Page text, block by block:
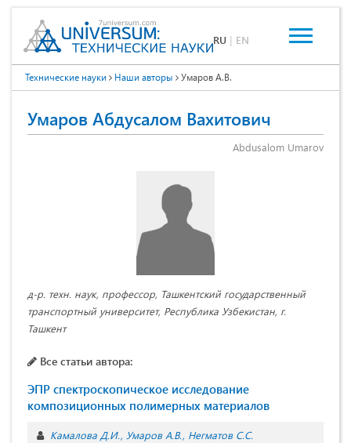
RU | EN
Технические науки Наши авторы Умаров А.В.
Умаров Абдусалом Вахитович
Abdusalom Umarov
д-р. техн. наук, профессор, Ташкентский государственный
транспортный университет, Республика Узбекистан, г.
Ташкент
Все статьи автора:
ЭПР спектроскопическое исследование
композиционных полимерных материалов
Камалова Д.И. Умаров А.В. Негматов С.С.